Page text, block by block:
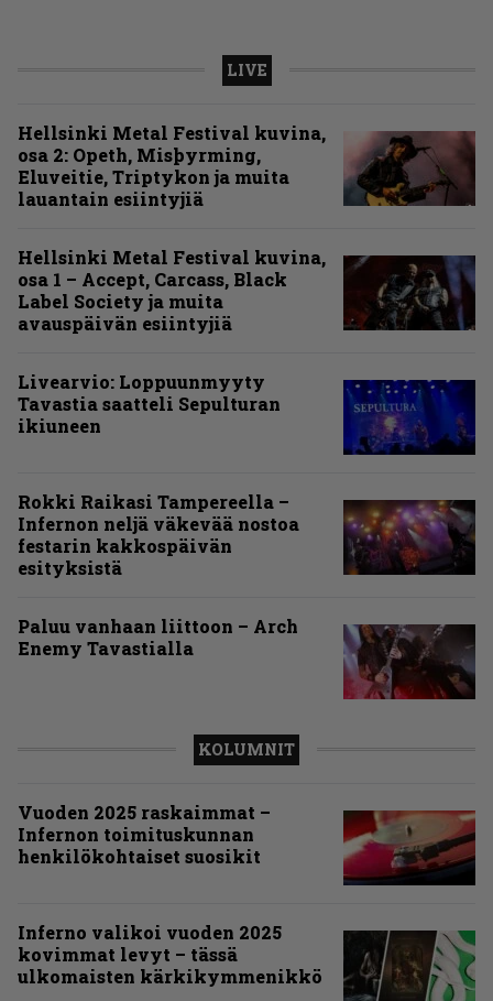
LIVE
Hellsinki Metal Festival kuvina,
osa 2: Opeth, Misþyrming,
Eluveitie, Triptykon ja muita
lauantain esiintyjiä
Hellsinki Metal Festival kuvina,
osa 1 – Accept, Carcass, Black
Label Society ja muita
avauspäivän esiintyjiä
Livearvio: Loppuunmyyty
Tavastia saatteli Sepulturan
ikiuneen
Rokki Raikasi Tampereella –
Infernon neljä väkevää nostoa
festarin kakkospäivän
esityksistä
Paluu vanhaan liittoon – Arch
Enemy Tavastialla
KOLUMNIT
Vuoden 2025 raskaimmat –
Infernon toimituskunnan
henkilökohtaiset suosikit
Inferno valikoi vuoden 2025
kovimmat levyt – tässä
ulkomaisten kärkikymmenikkö